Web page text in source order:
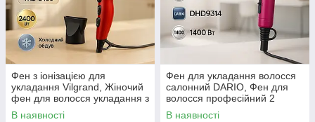
Фен з іонізацією для
укладання Vilgrand, Жіночий
фен для волосся укладання з
холодним обдувом QP-91
В наявності
Фен для укладання волосся
салонний DARIO, Фен для
волосся професійний 2
швидкості IZ-70
В наявності